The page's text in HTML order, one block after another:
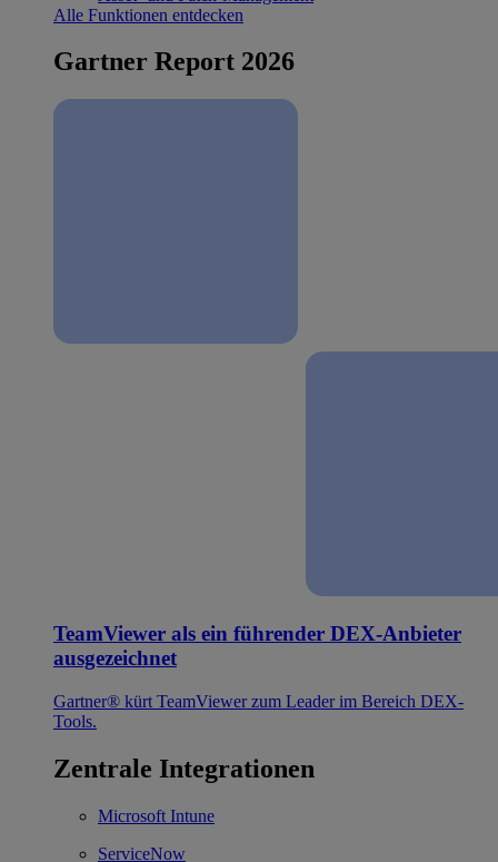
Alle Funktionen entdecken
Gartner Report 2026
TeamViewer als ein führender DEX-Anbieter
ausgezeichnet
Gartner® kürt TeamViewer zum Leader im Bereich DEX-
Tools.
Zentrale Integrationen
Microsoft Intune
ServiceNow